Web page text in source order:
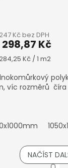
Kč bez DPH
298,87 Kč
Kč / 1 m2
víc rozměrů číra
NAČÍST